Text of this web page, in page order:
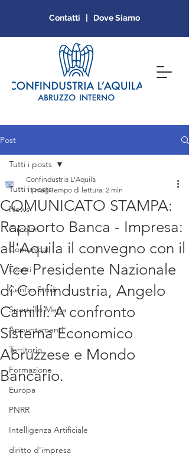
Contatti | Dove Siamo
Post
Tutti i posts
News
Circolari
Comunicati
Eventi
Centro Studi
Sportello Mepa
Appuntamenti
Territorio
Formazione
Europa
PNRR
Intelligenza Artificiale
diritto d'impresa
Tutti i posts
COMUNICATO STAMPA:
Rapporto Banca - Impresa:
all'Aquila il convegno con il
Vice Presidente Nazionale
di Confindustria, Angelo
Camilli. A confronto
Sistema Economico
Abruzzese e Mondo
Bancario.
Confindustria L'Aquila
11 mag Tempo di lettura: 2 min